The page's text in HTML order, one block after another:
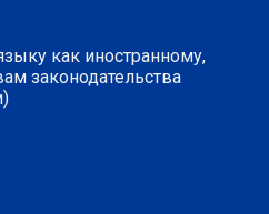
как иностранному,
законодательства